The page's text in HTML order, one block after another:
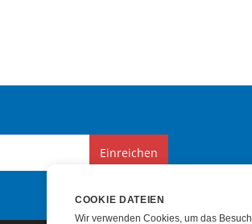
Einreichen
COOKIE DATEIEN
Wir verwenden Cookies, um das